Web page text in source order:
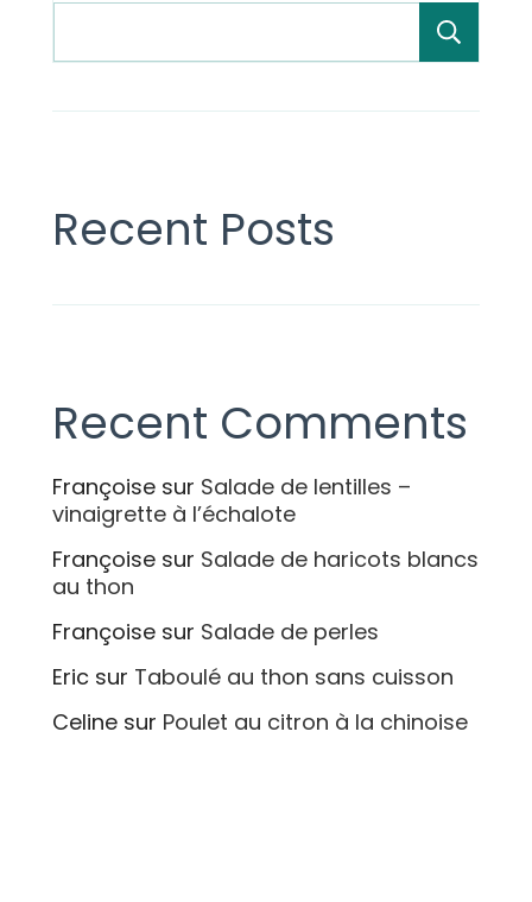
Recent Posts
Recent Comments
Françoise sur Salade de lentilles –
vinaigrette à l’échalote
Françoise sur Salade de haricots blancs
au thon
Françoise sur Salade de perles
Eric sur Taboulé au thon sans cuisson
Celine sur Poulet au citron à la chinoise